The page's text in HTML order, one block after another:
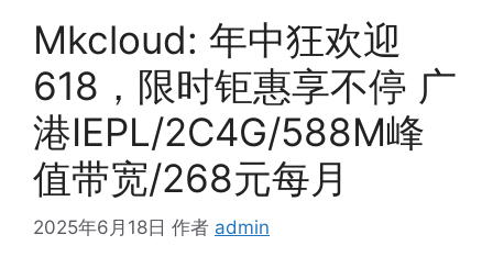
Mkcloud: 年中狂欢迎
618，限时钜惠享不停 广
港IEPL/2C4G/588M峰
值带宽/268元每月
2025年6月18日 作者 admin